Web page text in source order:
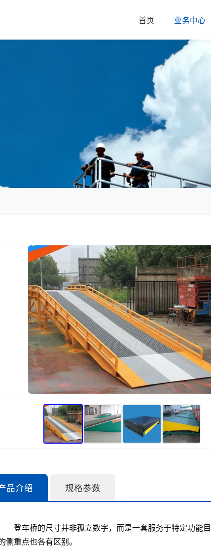
首页 业务中心
品介绍 规格参数
登车桥的尺寸并非孤立数字，而是一套服务于特定功能
侧重点也各有区别。